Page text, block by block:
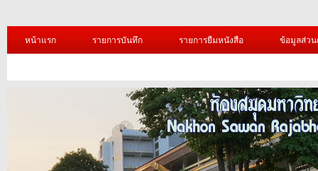
หน้าแรก รายการบันทึก รายการยืมหนังสือ ข้อมูลส่ว